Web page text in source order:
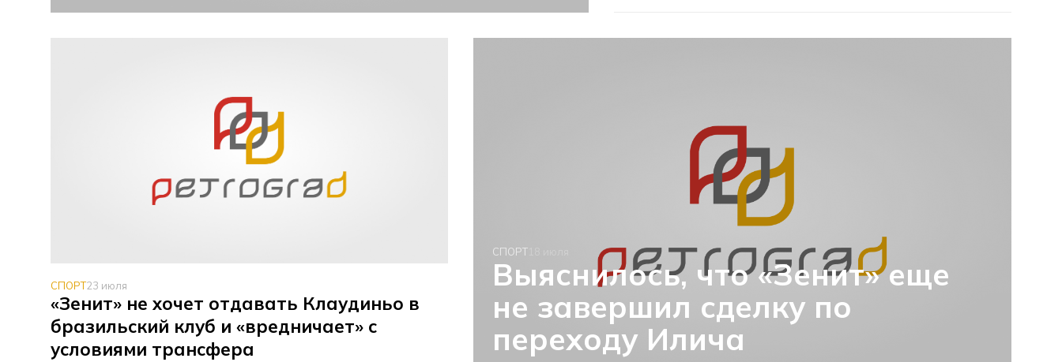
СПОРТ23 июля
«Зенит» не хочет отдавать Клаудиньо в
бразильский клуб и «вредничает» с
условиями трансфера
СПОРТ18 июля
Выяснилось, что «Зенит» еще
не завершил сделку по
переходу Илича